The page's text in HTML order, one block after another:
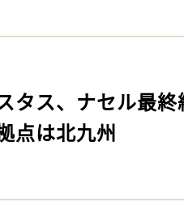
タス、ナセル最
点は北九州